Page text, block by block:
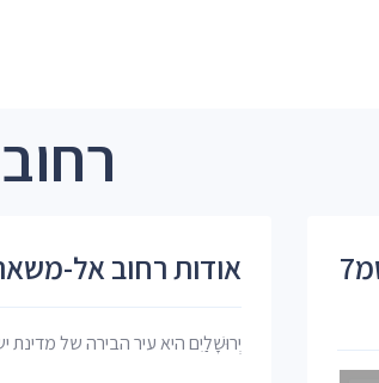
רחוב
אודות רחוב אל-
יְרוּשָׁלַיִם היא עיר הבירה של מדינת
מפה של רחוב אל-משאהד סמ7